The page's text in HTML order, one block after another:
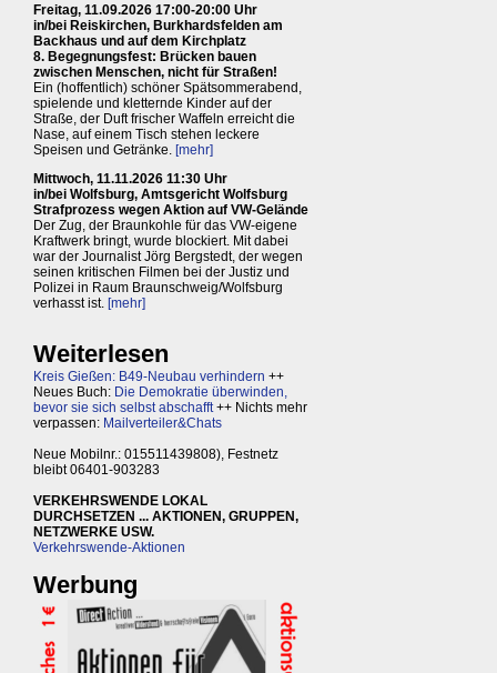
Freitag, 11.09.2026 17:00-20:00 Uhr
in/bei Reiskirchen, Burkhardsfelden am
Backhaus und auf dem Kirchplatz
8. Begegnungsfest: Brücken bauen
zwischen Menschen, nicht für Straßen!
Ein (hoffentlich) schöner Spätsommerabend,
spielende und kletternde Kinder auf der
Straße, der Duft frischer Waffeln erreicht die
Nase, auf einem Tisch stehen leckere
Speisen und Getränke. [mehr]
Mittwoch, 11.11.2026 11:30 Uhr
in/bei Wolfsburg, Amtsgericht Wolfsburg
Strafprozess wegen Aktion auf VW-Gelände
Der Zug, der Braunkohle für das VW-eigene
Kraftwerk bringt, wurde blockiert. Mit dabei
war der Journalist Jörg Bergstedt, der wegen
seinen kritischen Filmen bei der Justiz und
Polizei in Raum Braunschweig/Wolfsburg
verhasst ist. [mehr]
Weiterlesen
Kreis Gießen: B49-Neubau verhindern ++
Neues Buch: Die Demokratie überwinden,
bevor sie sich selbst abschafft++ Nichts mehr
verpassen: Mailverteiler&Chats
Neue Mobilnr.: 015511439808), Festnetz
bleibt 06401-903283
VERKEHRSWENDE LOKAL
DURCHSETZEN ... AKTIONEN, GRUPPEN,
NETZWERKE USW.
Verkehrswende-Aktionen
Werbung